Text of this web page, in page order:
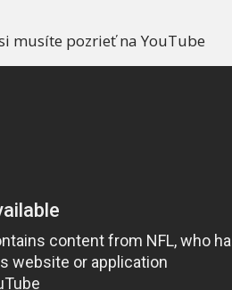
musíte pozrieť na YouTube